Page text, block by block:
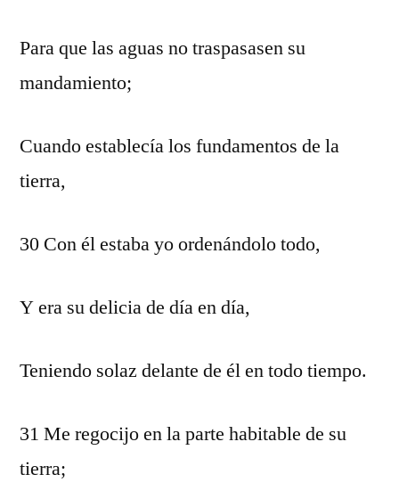
Para que las aguas no traspasasen su
mandamiento;
Cuando establecía los fundamentos de la
tierra,
30 Con él estaba yo ordenándolo todo,
Y era su delicia de día en día,
Teniendo solaz delante de él en todo tiempo.
31 Me regocijo en la parte habitable de su
tierra;